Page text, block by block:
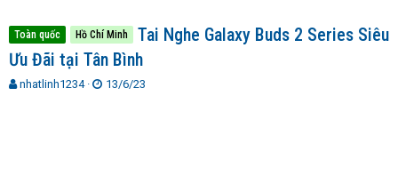
Toàn quốc Hồ Chí Minh
Tai Nghe Galaxy Buds 2 Series Siêu
Ưu Đãi tại Tân Bình
T
nhatlinh1234
N
13/6/23